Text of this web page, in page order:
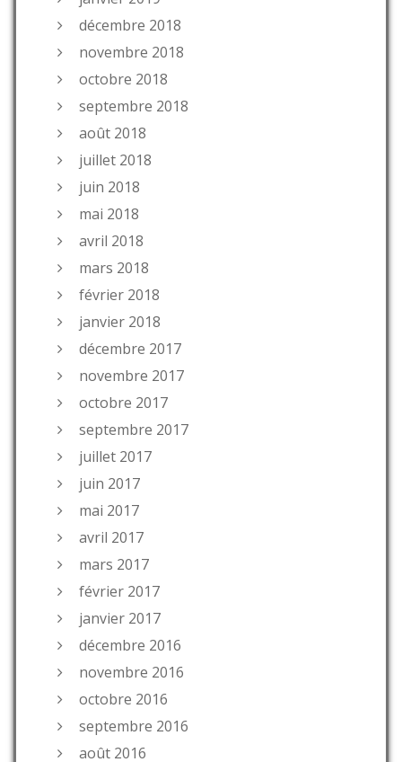
décembre 2018
novembre 2018
octobre 2018
septembre 2018
août 2018
juillet 2018
juin 2018
mai 2018
avril 2018
mars 2018
février 2018
janvier 2018
décembre 2017
novembre 2017
octobre 2017
septembre 2017
juillet 2017
juin 2017
mai 2017
avril 2017
mars 2017
février 2017
janvier 2017
décembre 2016
novembre 2016
octobre 2016
septembre 2016
août 2016